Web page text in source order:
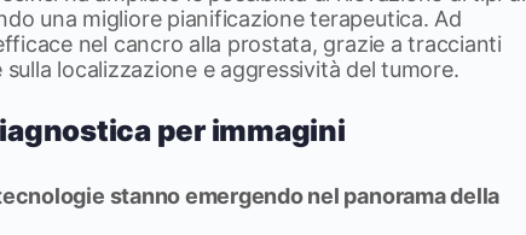
una migliore pianificazione terapeutica. Ad
nel cancro alla prostata, grazie a traccianti
localizzazione e aggressività del tumore.
per immagini
stanno emergendo nel panorama della